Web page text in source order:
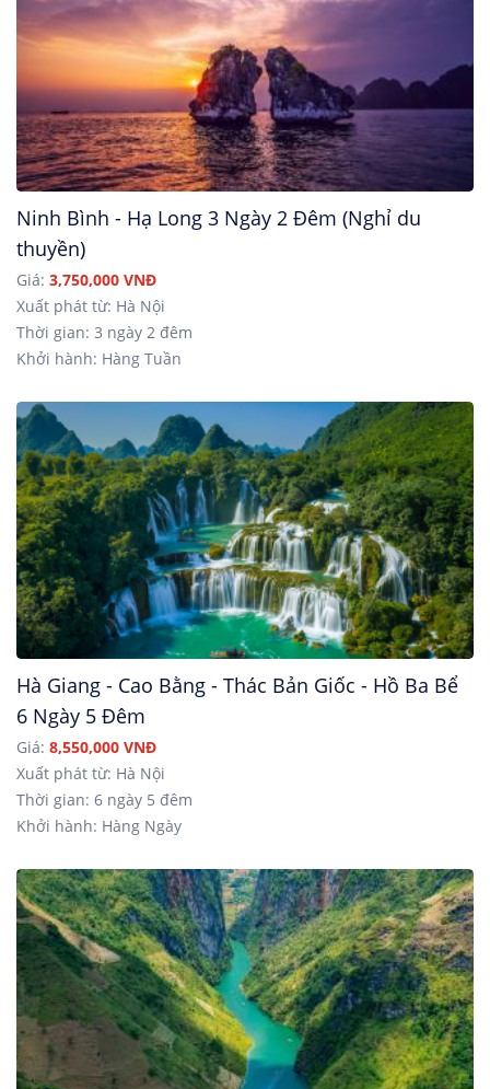
Ninh Bình - Hạ Long 3 Ngày 2 Đêm (Nghỉ du
thuyền)
Giá: 3,750,000 VNĐ
Xuất phát từ: Hà Nội
Thời gian: 3 ngày 2 đêm
Khởi hành: Hàng Tuần
Hà Giang - Cao Bằng - Thác Bản Giốc - Hồ Ba Bể
6 Ngày 5 Đêm
Giá: 8,550,000 VNĐ
Xuất phát từ: Hà Nội
Thời gian: 6 ngày 5 đêm
Khởi hành: Hàng Ngày